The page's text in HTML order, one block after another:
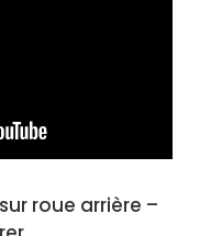
roue arrière –